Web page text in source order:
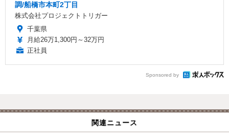
調/船橋市本町2丁目
株式会社プロジェクトトリガー
千葉県
月給26万1,300円～32万円
正社員
Sponsored by
関連ニュース